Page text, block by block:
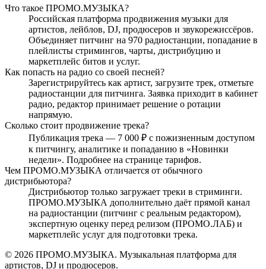
Что такое ПРОМО.МУЗЫКА?
Российская платформа продвижения музыки для
артистов, лейблов, DJ, продюсеров и звукорежиссёров.
Объединяет питчинг на 970 радиостанции, попадание в
плейлисты стримингов, чарты, дистрибуцию и
маркетплейс битов и услуг.
Как попасть на радио со своей песней?
Зарегистрируйтесь как артист, загрузите трек, отметьте
радиостанции для питчинга. Заявка приходит в кабинет
радио, редактор принимает решение о ротации
напрямую.
Сколько стоит продвижение трека?
Публикация трека — 7 000 ₽ с пожизненным доступом
к питчингу, аналитике и попаданию в «Новинки
недели». Подробнее на странице тарифов.
Чем ПРОМО.МУЗЫКА отличается от обычного
дистрибьютора?
Дистрибьютор только загружает треки в стриминги.
ПРОМО.МУЗЫКА дополнительно даёт прямой канал
на радиостанции (питчинг с реальным редактором),
экспертную оценку перед релизом (ПРОМО.ЛАБ) и
маркетплейс услуг для подготовки трека.
© 2026 ПРОМО.МУЗЫКА. Музыкальная платформа для
артистов, DJ и продюсеров.